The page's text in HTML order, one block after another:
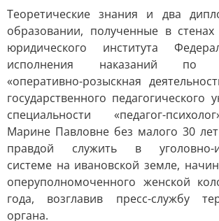
Теоретические знания и два
образовании, полученные в стенах
юридического института
исполнения наказаний по
«оперативно-розыскная
государственного педагогического
специальности «педагог-
Марине Павловне без малого 30
правдой служить в уголовно-
системе на ивановской земле,
оперуполномоченного женской
года, возглавив пресс-службу
органа.